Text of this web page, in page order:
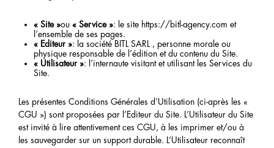
« Site »ou « Service »: le site https://bitl-agency.com et
l’ensemble de ses pages.
« Editeur »: la société BITL SARL , personne morale ou
physique responsable de l’édition et du contenu du Site.
« Utilisateur »: l’internaute visitant et utilisant les Services du
Site.
Les présentes Conditions Générales d’Utilisation (ci-après les «
CGU ») sont proposées par l’Editeur du Site. L’Utilisateur du Site
est invité à lire attentivement ces CGU, à les imprimer et/ou à
les sauvegarder sur un support durable. L’Utilisateur reconnaît